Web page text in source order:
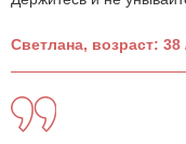
Светлана, возраст: 38